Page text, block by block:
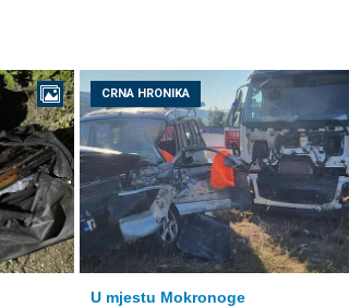
CRNA HRONIKA
U mjestu Mokronoge